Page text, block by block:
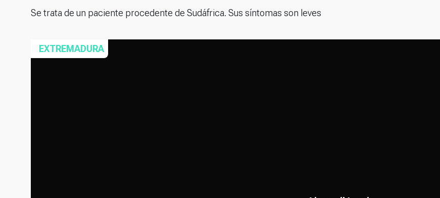
Se trata de un paciente procedente de Sudáfrica. Sus síntomas son leves
EXTREMADURA